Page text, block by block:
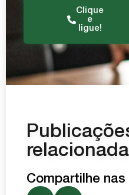
Clique
e
ligue!
Compartilhe nas